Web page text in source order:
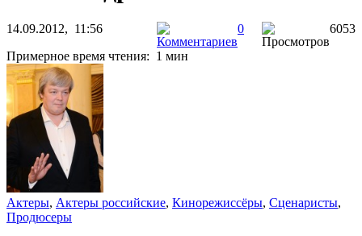
14.09.2012, 11:56 0
6053
Примерное время чтения: 1 мин
Актеры, Актеры российские, Кинорежиссёры, Сценаристы,
Продюсеры